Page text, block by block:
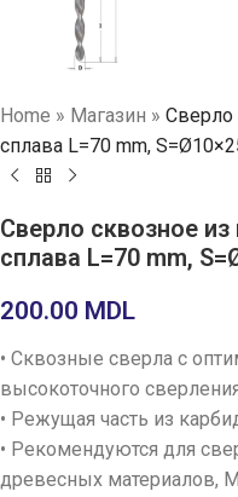
Home » Магазин » Сверло
сплава L=70 mm,
Сверло сквозное
сплава L=70 mm,
200.00 MDL
• Сквозные сверла с
высокоточного
• Режущая часть из
• Рекомендуются для
древесных материалов,